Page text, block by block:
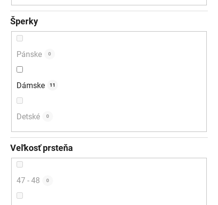
Šperky
Pánske 0
Dámske 11
Detské 0
Veľkosť prsteňa
47 - 48 0